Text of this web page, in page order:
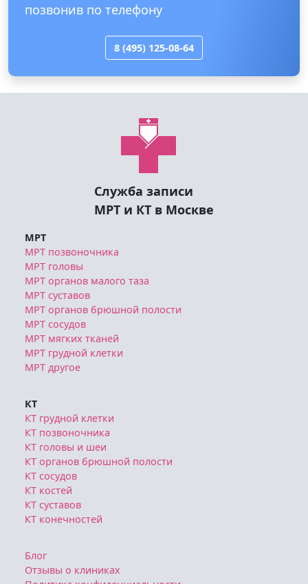
позвонив по телефону
8 (495) 125-08-64
Служба записи
МРТ и КТ в Москве
МРТ
МРТ позвоночника
МРТ головы
МРТ органов малого таза
МРТ суставов
МРТ органов брюшной полости
МРТ сосудов
МРТ мягких тканей
МРТ грудной клетки
МРТ другое
КТ
КТ грудной клетки
КТ позвоночника
КТ головы и шеи
КТ органов брюшной полости
КТ сосудов
КТ костей
КТ суставов
КТ конечностей
Блог
Отзывы о клиниках